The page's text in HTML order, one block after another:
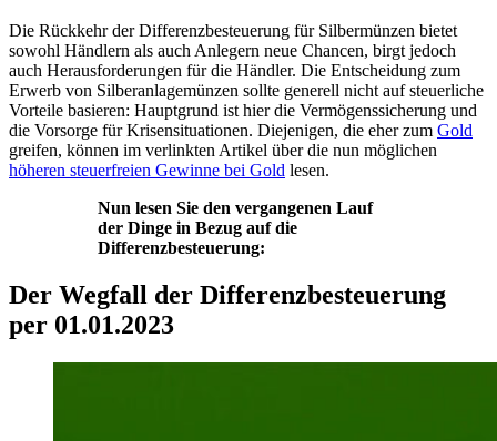
Die Rückkehr der Differenzbesteuerung für Silbermünzen bietet
sowohl Händlern als auch Anlegern neue Chancen, birgt jedoch
auch Herausforderungen für die Händler. Die Entscheidung zum
Erwerb von Silberanlagemünzen sollte generell nicht auf steuerliche
Vorteile basieren: Hauptgrund ist hier die Vermögenssicherung und
die Vorsorge für Krisensituationen. Diejenigen, die eher zum Gold
greifen, können im verlinkten Artikel über die nun möglichen
höheren steuerfreien Gewinne bei Gold lesen.
Nun lesen Sie den vergangenen Lauf
der Dinge in Bezug auf die
Differenzbesteuerung:
Der Wegfall der Differenzbesteuerung
per 01.01.2023